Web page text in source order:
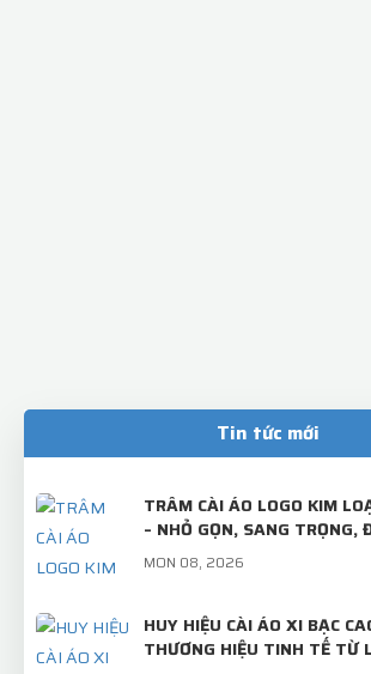
Tin tức mới
TRÂM CÀI ÁO LOGO KIM
– NHỎ GỌN, SANG TRỌNG,
THƯƠNG HIỆU!
MON 08, 2026
HUY HIỆU CÀI ÁO XI BẠC
THƯƠNG HIỆU TINH TẾ TỪ